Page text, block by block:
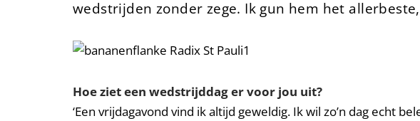
wedstrijden zonder zege. Ik gun hem het
Hoe ziet een wedstrijddag er voor jou uit?
‘Een vrijdagavond vind ik altijd geweldig. Ik wil zo’n dag echt